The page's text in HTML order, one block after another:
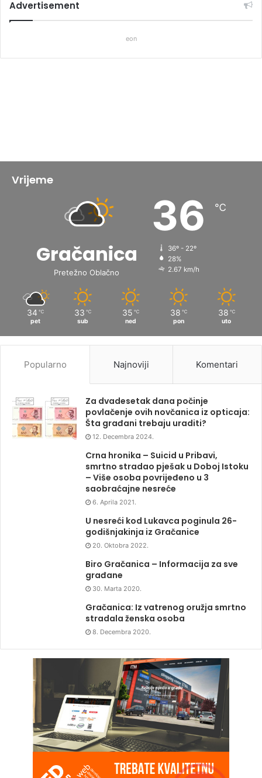
Advertisement
eon
Vrijeme
Gračanica
Pretežno Oblačno
36 ℃
36º - 22º
28%
2.67 km/h
34 ℃
pet
33 ℃
sub
35 ℃
ned
38 ℃
pon
38 ℃
uto
Popularno Najnoviji Komentari
Za dvadesetak dana počinje
povlačenje ovih novčanica iz opticaja:
Šta građani trebaju uraditi?
12. Decembra 2024.
Crna hronika – Suicid u Pribavi,
smrtno stradao pješak u Doboj Istoku
– Više osoba povrijeđeno u 3
saobraćajne nesreće
6. Aprila 2021.
U nesreći kod Lukavca poginula 26-
godišnjakinja iz Gračanice
20. Oktobra 2022.
Biro Gračanica – Informacija za sve
građane
30. Marta 2020.
Gračanica: Iz vatrenog oružja smrtno
stradala ženska osoba
8. Decembra 2020.